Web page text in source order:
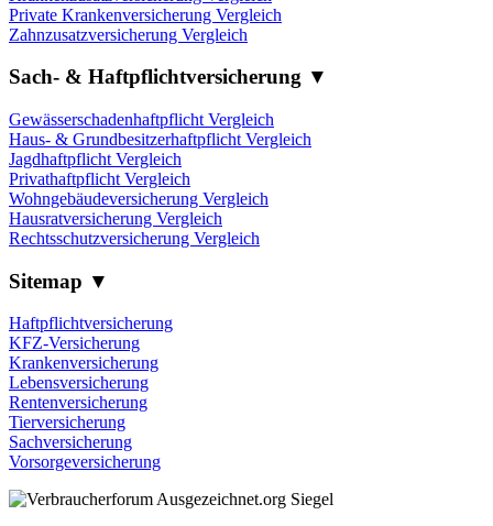
Private Krankenversicherung Vergleich
Zahnzusatzversicherung Vergleich
Sach- & Haftpflichtversicherung ▼
Gewässerschadenhaftpflicht Vergleich
Haus- & Grundbesitzerhaftpflicht Vergleich
Jagdhaftpflicht Vergleich
Privathaftpflicht Vergleich
Wohngebäudeversicherung Vergleich
Hausratversicherung Vergleich
Rechtsschutzversicherung Vergleich
Sitemap ▼
Haftpflichtversicherung
KFZ-Versicherung
Krankenversicherung
Lebensversicherung
Rentenversicherung
Tierversicherung
Sachversicherung
Vorsorgeversicherung